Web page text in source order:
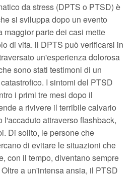
da stress (DPTS o PTSD) è
si sviluppa dopo un evento
maggior parte dei casi mette
di vita. il DPTS può verificarsi in
un'esperienza dolorosa
sono stati testimoni di un
I sintomi del PTSD
i primi tre mesi dopo il
a rivivere il terribile calvario
l'accaduto attraverso flashback,
Di solito, le persone che
di evitare le situazioni che
con il tempo, diventano sempre
a un'intensa ansia, il PTSD